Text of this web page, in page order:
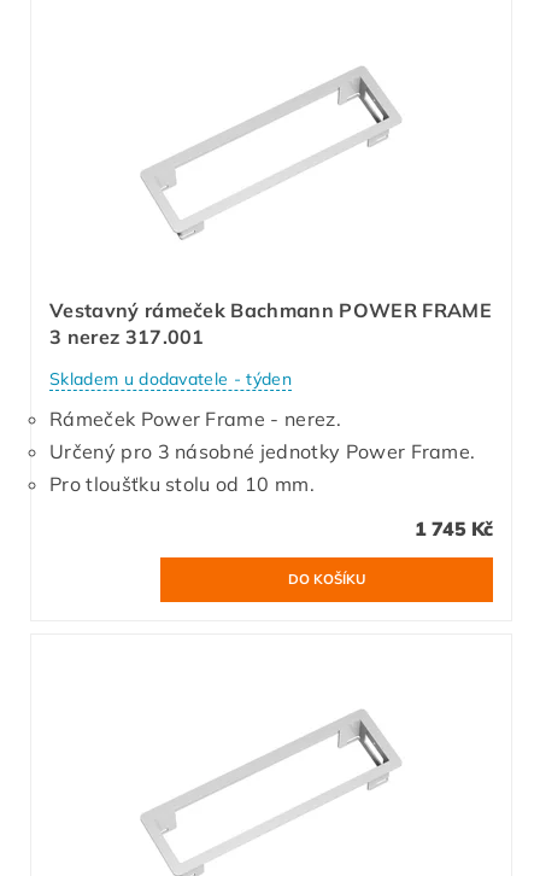
Vestavný rámeček Bachmann POWER FRAME
3 nerez 317.001
Skladem u dodavatele - týden
Rámeček Power Frame - nerez.
Určený pro 3 násobné jednotky Power Frame.
Pro tloušťku stolu od 10 mm.
1 745 Kč